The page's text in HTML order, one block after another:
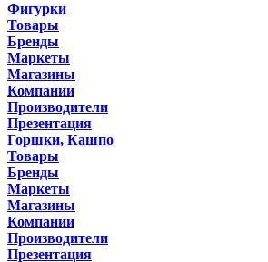
Фигурки
Товары
Бренды
Маркеты
Магазины
Компании
Производители
Презентация
Горшки, Кашпо
Товары
Бренды
Маркеты
Магазины
Компании
Производители
Презентация